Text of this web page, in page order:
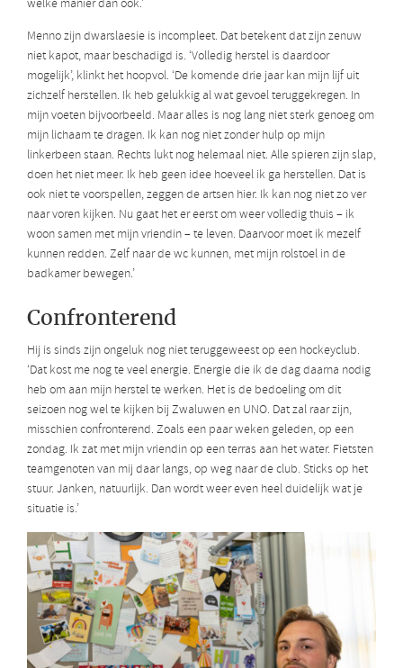
welke manier dan ook.’
Menno zijn dwarslaesie is incompleet. Dat betekent dat zijn zenuw
niet kapot, maar beschadigd is. ‘Volledig herstel is daardoor
mogelijk’, klinkt het hoopvol. ‘De komende drie jaar kan mijn lijf uit
zichzelf herstellen. Ik heb gelukkig al wat gevoel teruggekregen. In
mijn voeten bijvoorbeeld. Maar alles is nog lang niet sterk genoeg om
mijn lichaam te dragen. Ik kan nog niet zonder hulp op mijn
linkerbeen staan. Rechts lukt nog helemaal niet. Alle spieren zijn slap,
doen het niet meer. Ik heb geen idee hoeveel ik ga herstellen. Dat is
ook niet te voorspellen, zeggen de artsen hier. Ik kan nog niet zo ver
naar voren kijken. Nu gaat het er eerst om weer volledig thuis – ik
woon samen met mijn vriendin – te leven. Daarvoor moet ik mezelf
kunnen redden. Zelf naar de wc kunnen, met mijn rolstoel in de
badkamer bewegen.’
Confronterend
Hij is sinds zijn ongeluk nog niet teruggeweest op een hockeyclub.
‘Dat kost me nog te veel energie. Energie die ik de dag daarna nodig
heb om aan mijn herstel te werken. Het is de bedoeling om dit
seizoen nog wel te kijken bij Zwaluwen en UNO. Dat zal raar zijn,
misschien confronterend. Zoals een paar weken geleden, op een
zondag. Ik zat met mijn vriendin op een terras aan het water. Fietsten
teamgenoten van mij daar langs, op weg naar de club. Sticks op het
stuur. Janken, natuurlijk. Dan wordt weer even heel duidelijk wat je
situatie is.’